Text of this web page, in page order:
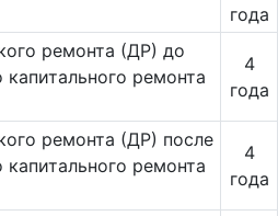
года
ремонта (ДР) до
капитального ремонта
4
года
ремонта (ДР) после
капитального ремонта
4
года